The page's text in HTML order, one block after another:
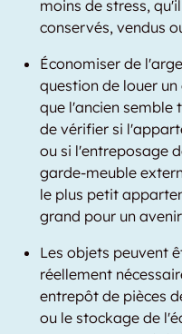
moins de stress,
conservés, vendus
Économiser de
question de louer
que l'ancien semble
de vérifier si
ou si l'entreposage
garde-meuble
le plus petit
grand pour un
Les objets peuvent
réellement
entrepôt de pièces
ou le stockage de